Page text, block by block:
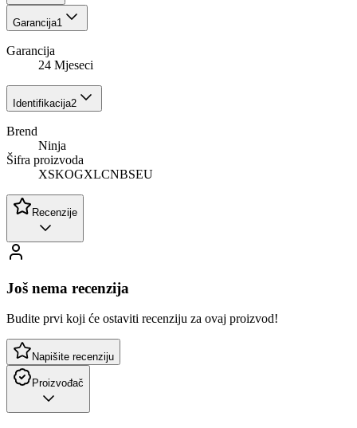
Garancija1
Garancija
24 Mjeseci
Identifikacija2
Brend
Ninja
Šifra proizvoda
XSKOGXLCNBSEU
Recenzije
Još nema recenzija
Budite prvi koji će ostaviti recenziju za ovaj proizvod!
Napišite recenziju
Proizvođač